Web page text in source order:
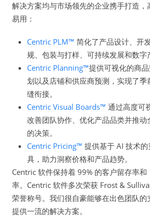
解决方案均与市场领先的企业携手打造，
易用：
Centric PLM™ 简化了产品设计、开
规、包装与打样、可持续发展和数字
Centric Planning™提供可视化的商
划以及店铺和供应商预测，实现了季
缝衔接。
Centric Visual Boards™ 通过高度可
改善团队协作、优化产品品类并推动
的决策。
Centric Pricing™ 提供基于 AI 技术
具，助力洞察价格和产品趋势。
Centric 软件保持着 99% 的客户留存率
率。Centric 软件多次荣获 Frost &
荣誉称号。我们很自豪能够在出色团队的
提供一流的解决方案。